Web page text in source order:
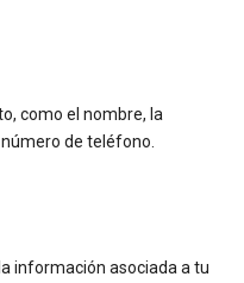
como el nombre, la
de teléfono.
información asociada a tu